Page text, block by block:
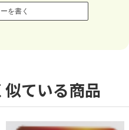
を書く
ている商品